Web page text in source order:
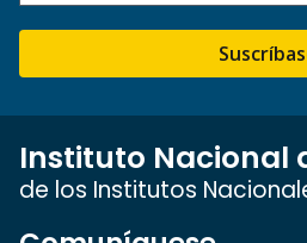
Instituto Nacional
de los Institutos